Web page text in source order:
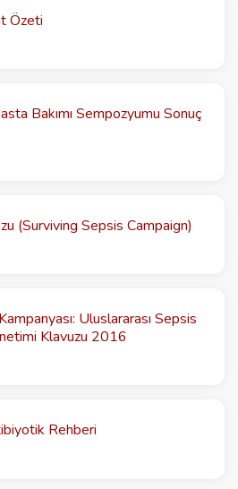
Özeti
Bakımı Sempozyumu Sonuç
(Surviving Sepsis Campaign)
Uluslararası Sepsis
Klavuzu 2016
Rehberi